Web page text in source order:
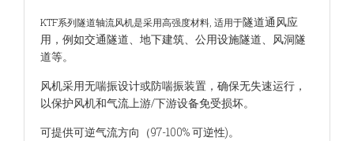
KTF系列隧道轴流风机是采用高强度材料, 适用于隧道通风应
用，例如交通隧道、地下建筑、公用设施隧道、风洞隧
道等。
风机采用无喘振设计或防喘振装置，确保无失速运行，
以保护风机和气流上游/下游设备免受损坏。
可提供可逆气流方向（97-100% 可逆性)。